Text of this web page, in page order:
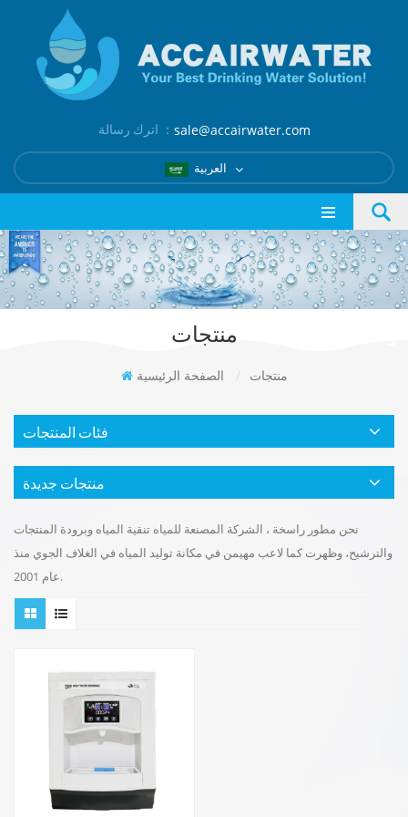
اترك رسالة ： sale@accairwater.com
منتجات
الصفحة الرئيسية / منتجات
فئات المنتجات
منتجات جديدة
نحن مطور راسخة ، الشركة المصنعة للمياه تنقية المياه وبرودة المنتجات
والترشيح، وظهرت كما لاعب مهيمن في مكانة توليد المياه في الغلاف الجوي منذ
عام 2001.